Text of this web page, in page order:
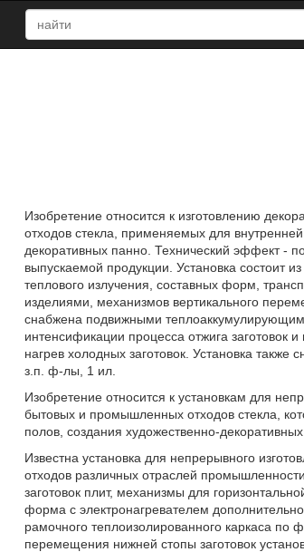
Изобретение относится к изготовлению
отходов стекла, применяемых для
декоративных панно. Технический эффект -
выпускаемой продукции. Установка состоит
теплового излучения, составных форм,
изделиями, механизмов вертикального
снабжена подвижными
интенсификации процесса отжига заготовок
нагрев холодных заготовок. Установка
з.п. ф-лы, 1 ил.
Изобретение относится к установкам для
бытовых и промышленных отходов стекла,
полов, создания художественно-
Известна установка для непрерывного
отходов различных отраслей
заготовок плит, механизмы для
форма с электронагревателем
рамочного теплоизолированного каркаса по
перемещения нижней стопы заготовок